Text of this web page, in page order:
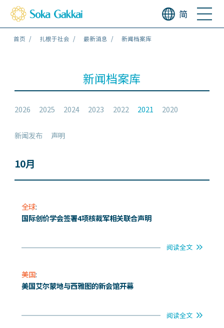
简
首页 扎根于社会 最新消息 新闻档案库
新闻档案库
2026 2025 2024 2023 2022 2021 2020
新闻发布 声明
10月
全球:
国际创价学会签署4项核裁军相关联合声明
阅读全文
美国:
美国艾尔蒙地与西雅图的新会馆开幕
阅读全文